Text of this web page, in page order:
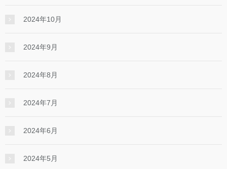
2024年10月
2024年9月
2024年8月
2024年7月
2024年6月
2024年5月